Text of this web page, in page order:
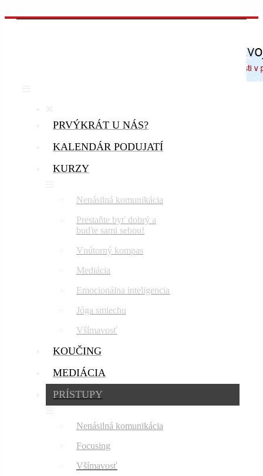
PRVÝKRÁT U NÁS?
KALENDÁR PODUJATÍ
KURZY
Nenásilná komunikácia
Prestaňte byť dobrý a
buďte sami sebou!
Vnútorný kompas
Mediácia
Emocionálna inteligencia
Jóga smiechu
Všímavosť
KOUČING
MEDIÁCIA
PRÍSTUPY
Nenásilná komunikácia
Focusing
Všímavosť